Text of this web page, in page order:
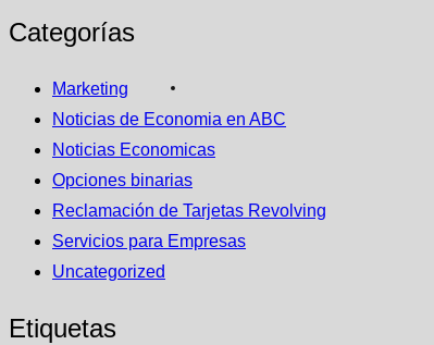
Categorías
Marketing
Noticias de Economia en ABC
Noticias Economicas
Opciones binarias
Reclamación de Tarjetas Revolving
Servicios para Empresas
Uncategorized
Etiquetas